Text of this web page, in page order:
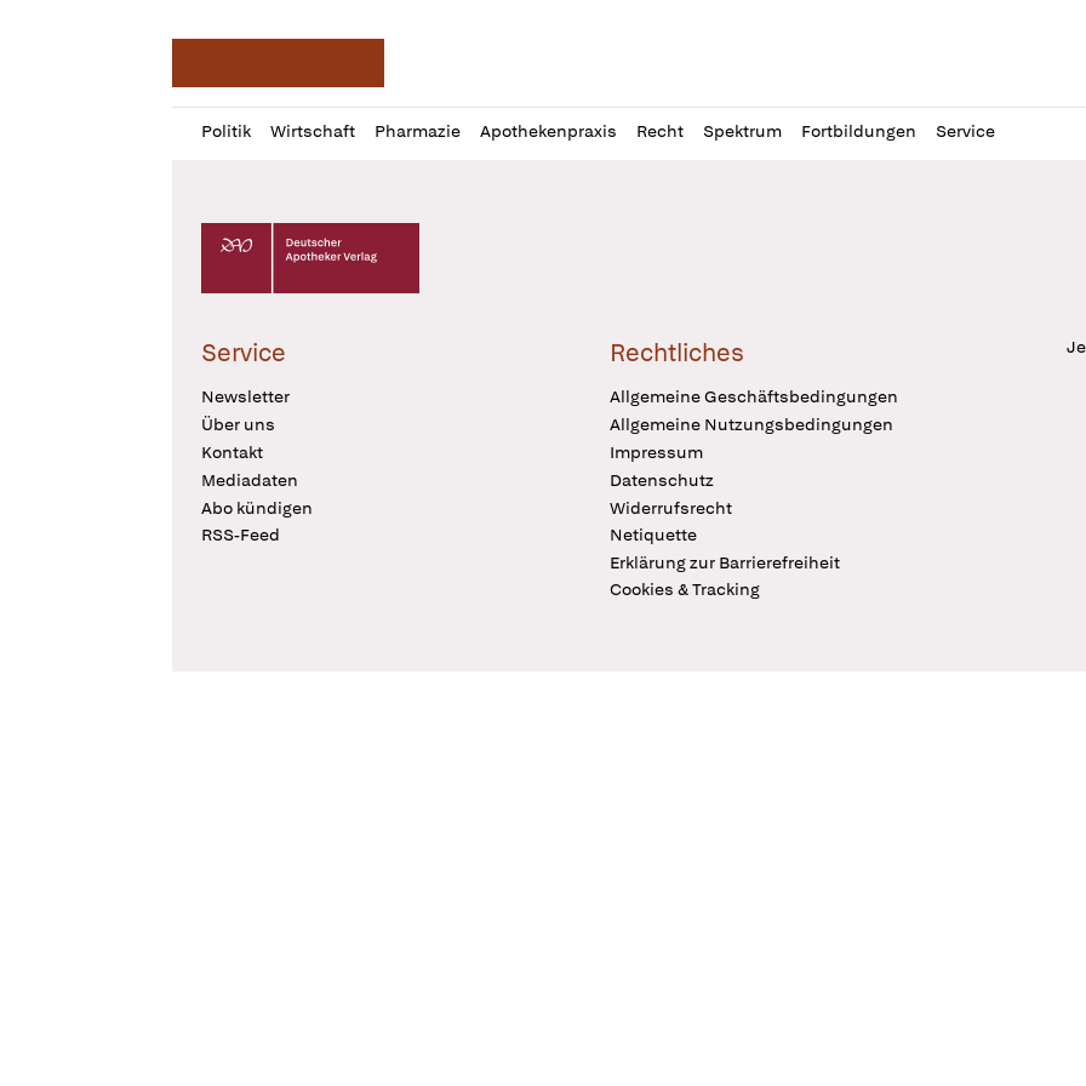
Politik Wirtschaft Pharmazie Apothekenpraxis Recht Spektrum Fortbildungen Service
Profil
öffnen
Daz
Pur
Deutscher Apotheker Verlag Logo
Service
Newsletter
Über uns
Kontakt
Mediadaten
Abo kündigen
RSS-Feed
Rechtliches
Allgemeine Geschäftsbedingungen
Allgemeine Nutzungsbedingungen
Impressum
Datenschutz
Widerrufsrecht
Netiquette
Erklärung zur Barrierefreiheit
Cookies & Tracking